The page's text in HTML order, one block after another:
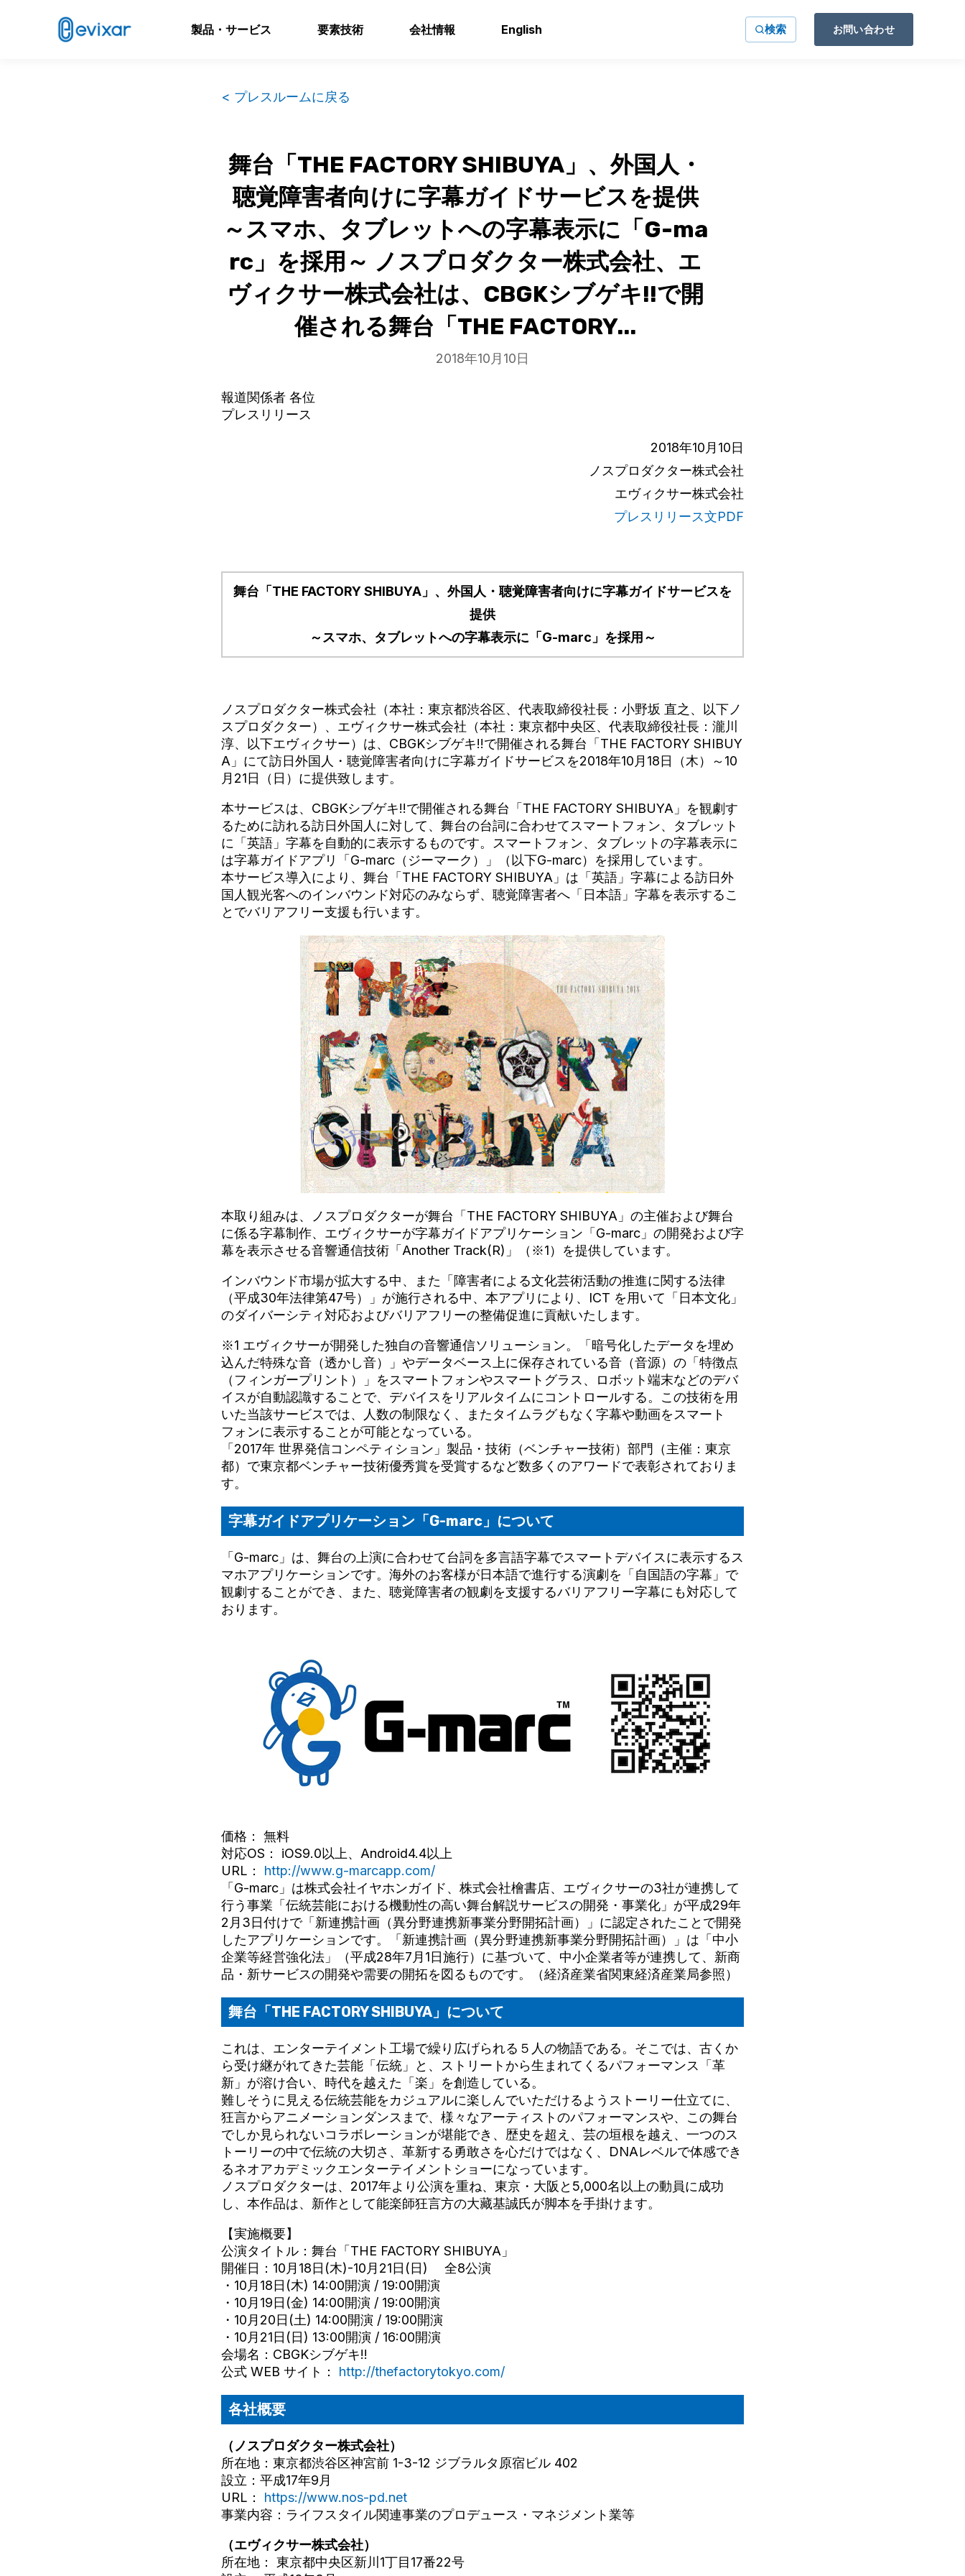
製品・サービス 要素技術 会社情報 English 検索 お問い合わせ
< プレスルームに戻る
舞台「THE FACTORY SHIBUYA」、外国人・
聴覚障害者向けに字幕ガイドサービスを提供
～スマホ、タブレットへの字幕表示に「G-ma
rc」を採用～ ノスプロダクター株式会社、エ
ヴィクサー株式会社は、CBGKシブゲキ!!で開
催される舞台「THE FACTORY...
2018年10月10日
報道関係者 各位
プレスリリース
2018年10月10日
ノスプロダクター株式会社
エヴィクサー株式会社
プレスリリース文PDF
舞台「THE FACTORY SHIBUYA」、外国人・聴覚障害者向けに字幕ガイドサービスを
提供
～スマホ、タブレットへの字幕表示に「G-marc」を採用～
ノスプロダクター株式会社（本社：東京都渋谷区、代表取締役社長：小野坂 直之、以下ノ
スプロダクター）、エヴィクサー株式会社（本社：東京都中央区、代表取締役社長：瀧川
淳、以下エヴィクサー）は、CBGKシブゲキ!!で開催される舞台「THE FACTORY SHIBUY
A」にて訪日外国人・聴覚障害者向けに字幕ガイドサービスを2018年10月18日（木）～10
月21日（日）に提供致します。
本サービスは、CBGKシブゲキ!!で開催される舞台「THE FACTORY SHIBUYA」を観劇す
るために訪れる訪日外国人に対して、舞台の台詞に合わせてスマートフォン、タブレット
に「英語」字幕を自動的に表示するものです。スマートフォン、タブレットの字幕表示に
は字幕ガイドアプリ「G-marc（ジーマーク）」（以下G-marc）を採用しています。
本サービス導入により、舞台「THE FACTORY SHIBUYA」は「英語」字幕による訪日外
国人観光客へのインバウンド対応のみならず、聴覚障害者へ「日本語」字幕を表示するこ
とでバリアフリー支援も行います。
本取り組みは、ノスプロダクターが舞台「THE FACTORY SHIBUYA」の主催および舞台
に係る字幕制作、エヴィクサーが字幕ガイドアプリケーション「G-marc」の開発および字
幕を表示させる音響通信技術「Another Track(R)」（※1）を提供しています。
インバウンド市場が拡大する中、また「障害者による文化芸術活動の推進に関する法律
（平成30年法律第47号）」が施行される中、本アプリにより、ICT を用いて「日本文化」
のダイバーシティ対応およびバリアフリーの整備促進に貢献いたします。
※1 エヴィクサーが開発した独自の音響通信ソリューション。「暗号化したデータを埋め
込んだ特殊な音（透かし音）」やデータベース上に保存されている音（音源）の「特徴点
（フィンガープリント）」をスマートフォンやスマートグラス、ロボット端末などのデバ
イスが自動認識することで、デバイスをリアルタイムにコントロールする。この技術を用
いた当該サービスでは、人数の制限なく、またタイムラグもなく字幕や動画をスマート
フォンに表示することが可能となっている。
「2017年 世界発信コンペティション」製品・技術（ベンチャー技術）部門（主催：東京
都）で東京都ベンチャー技術優秀賞を受賞するなど数多くのアワードで表彰されておりま
す。
字幕ガイドアプリケーション「G-marc」について
「G-marc」は、舞台の上演に合わせて台詞を多言語字幕でスマートデバイスに表示するス
マホアプリケーションです。海外のお客様が日本語で進行する演劇を「自国語の字幕」で
観劇することができ、また、聴覚障害者の観劇を支援するバリアフリー字幕にも対応して
おります。
価格： 無料
対応OS： iOS9.0以上、Android4.4以上
URL： http://www.g-marcapp.com/
「G-marc」は株式会社イヤホンガイド、株式会社檜書店、エヴィクサーの3社が連携して
行う事業「伝統芸能における機動性の高い舞台解説サービスの開発・事業化」が平成29年
2月3日付けで「新連携計画（異分野連携新事業分野開拓計画）」に認定されたことで開発
したアプリケーションです。「新連携計画（異分野連携新事業分野開拓計画）」は「中小
企業等経営強化法」（平成28年7月1日施行）に基づいて、中小企業者等が連携して、新商
品・新サービスの開発や需要の開拓を図るものです。（経済産業省関東経済産業局参照）
舞台「THE FACTORY SHIBUYA」について
これは、エンターテイメント工場で繰り広げられる５人の物語である。そこでは、古くか
ら受け継がれてきた芸能「伝統」と、ストリートから生まれてくるパフォーマンス「革
新」が溶け合い、時代を越えた「楽」を創造している。
難しそうに見える伝統芸能をカジュアルに楽しんでいただけるようストーリー仕立てに、
狂言からアニメーションダンスまで、様々なアーティストのパフォーマンスや、この舞台
でしか見られないコラボレーションが堪能でき、歴史を超え、芸の垣根を越え、一つのス
トーリーの中で伝統の大切さ、革新する勇敢さを心だけではなく、DNAレベルで体感でき
るネオアカデミックエンターテイメントショーになっています。
ノスプロダクターは、2017年より公演を重ね、東京・大阪と5,000名以上の動員に成功
し、本作品は、新作として能楽師狂言方の大藏基誠氏が脚本を手掛けます。
【実施概要】
公演タイトル：舞台「THE FACTORY SHIBUYA」
開催日：10月18日(木)-10月21日(日) 全8公演
・10月18日(木) 14:00開演 / 19:00開演
・10月19日(金) 14:00開演 / 19:00開演
・10月20日(土) 14:00開演 / 19:00開演
・10月21日(日) 13:00開演 / 16:00開演
会場名：CBGKシブゲキ!!
公式 WEB サイト：
http://thefactorytokyo.com/
各社概要
（ノスプロダクター株式会社）
所在地：東京都渋谷区神宮前 1-3-12 ジブラルタ原宿ビル 402
設立：平成17年9月
URL： https://www.nos-pd.net
事業内容：ライフスタイル関連事業のプロデュース・マネジメント業等
（エヴィクサー株式会社）
所在地： 東京都中央区新川1丁目17番22号